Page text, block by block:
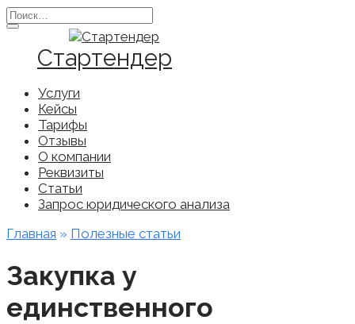
Перейти
к
содержанию
Search
for:
Стартендер
Услуги
Кейсы
Тарифы
Отзывы
О компании
Реквизиты
Статьи
Запрос юридического анализа
Главная » Полезные статьи
Закупка у
единственного